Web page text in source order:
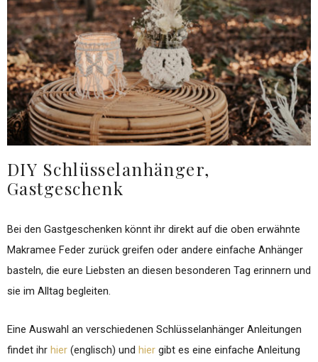
DIY Schlüsselanhänger,
Gastgeschenk
Bei den Gastgeschenken könnt ihr direkt auf die oben erwähnte
Makramee Feder zurück greifen oder andere einfache Anhänger
basteln, die eure Liebsten an diesen besonderen Tag erinnern und
sie im Alltag begleiten.
Eine Auswahl an verschiedenen Schlüsselanhänger Anleitungen
findet ihr hier (englisch) und hier gibt es eine einfache Anleitung